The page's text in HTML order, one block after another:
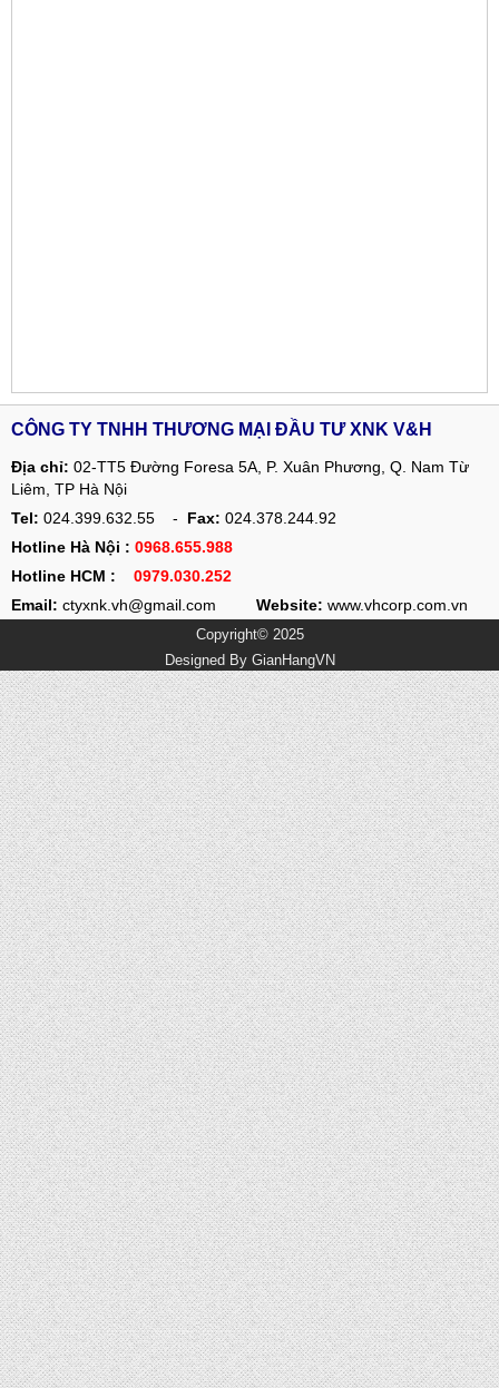
CÔNG TY TNHH THƯƠNG MẠI ĐẦU TƯ XNK V&H
Địa chỉ: 02-TT5 Đường Foresa 5A, P. Xuân Phương, Q. Nam Từ
Liêm, TP Hà Nội
Tel: 024.399.632.55 - Fax: 024.378.244.92
Hotline Hà Nội : 0968.655.988
Hotline HCM :
0979.030.252
Email: ctyxnk.vh@gmail.com Website: www.vhcorp.com.vn
Copyright© 2025
Designed By GianHangVN